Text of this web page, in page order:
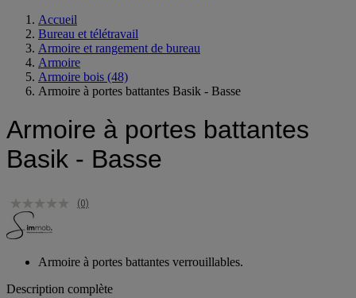
Accueil
Bureau et télétravail
Armoire et rangement de bureau
Armoire
Armoire bois (48)
Armoire à portes battantes Basik - Basse
Armoire à portes battantes
Basik - Basse
(0)
Armoire à portes battantes verrouillables.
Description complète